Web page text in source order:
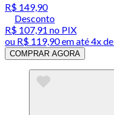
R$ 149,90
Desconto
R$ 107,91 no PIX
ou R$ 119,90em até4x
COMPRAR AGORA